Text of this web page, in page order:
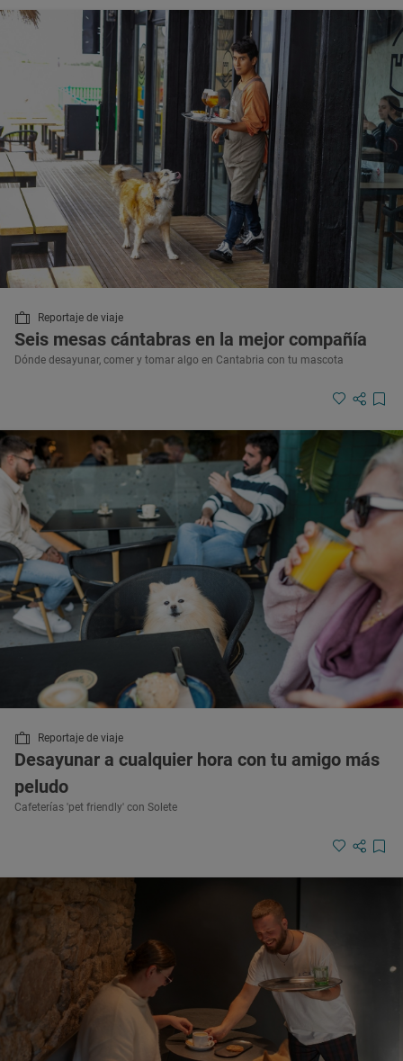
Reportaje de viaje
Seis mesas cántabras en la mejor compañía
Dónde desayunar, comer y tomar algo en Cantabria con tu mascota
Reportaje de viaje
Desayunar a cualquier hora con tu amigo más
peludo
Cafeterías 'pet friendly' con Solete